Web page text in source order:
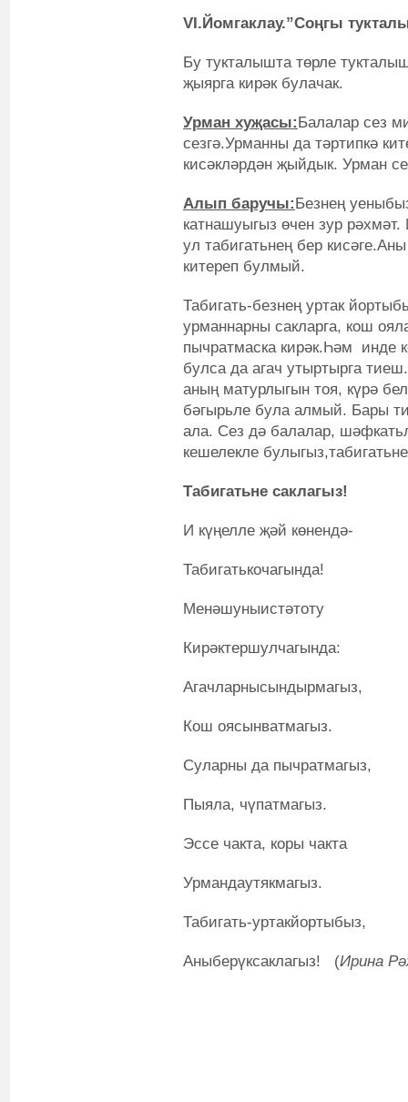
VI.Йомгаклау.”Соңгы
Бу тукталышта төрле
җыярга кирәк булачак.
Урман хуҗасы:Балалар сез
сезгә.Урманны да тәртипкә
кисәкләрдән җыйдык. Урман
Алып баручы:Безнең
катнашуыгыз өчен зур
ул табигатьнең бер
китереп булмый.
Табигать-безнең уртак
урманнарны сакларга, кош
пычратмаска кирәк.Һәм инде
булса да агач утыртырга
аның матурлыгын тоя, күрә
бәгырьле була алмый. Бары
ала. Сез дә балалар,
кешелекле
Табигатьне саклагыз!
И күңелле җәй көнендә-
Табигатькочагында!
Менәшуныистәтоту
Кирәктершулчагында:
Агачларнысындырмагыз,
Кош оясынватмагыз.
Суларны да пычратмагыз,
Пыяла, чүпатмагыз.
Эссе чакта, коры чакта
Урмандаутякмагыз.
Табигать-уртакйортыбыз,
Аныберүксаклагыз! (Ирина